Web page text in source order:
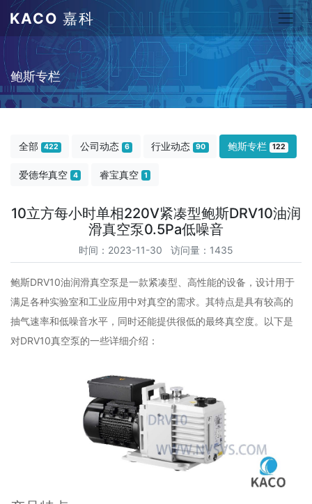
KACO 嘉科
鲍斯专栏
全部 422 公司动态 6 行业动态 90 鲍斯专栏 122
爱德华真空 4 睿宝真空 1
10立方每小时单相220V紧凑型鲍斯DRV10油润
滑真空泵0.5Pa低噪音
时间：2023-11-30 访问量：1435
鲍斯DRV10油润滑真空泵是一款紧凑型、高性能的设备，设计用于
满足各种实验室和工业应用中对真空的需求。其特点是具有较高的
抽气速率和低噪音水平，同时还能提供很低的最终真空度。以下是
对DRV10真空泵的一些详细介绍：